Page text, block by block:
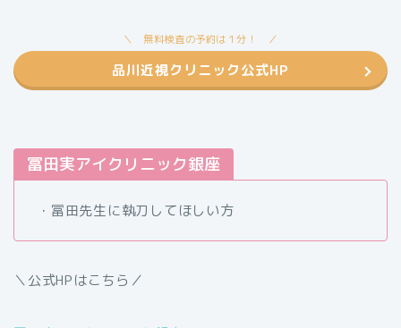
無料検査の予約は１分！
品川近視クリニック公式HP
冨田実アイクリニック銀座
・冨田先生に執刀してほしい方
＼公式HPはこちら／